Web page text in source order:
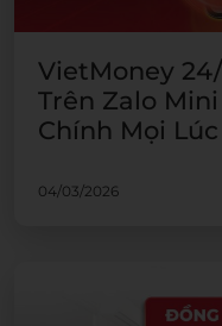
VietMoney
Trên Zalo Mini
Chính Mọi
04/03/2026